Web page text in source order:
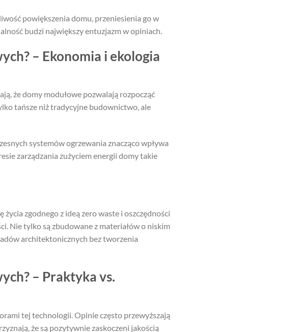
powiększenia domu, przeniesienia go w
budzi największy entuzjazm w opiniach.
– Ekonomia i ekologia
że domy modułowe pozwalają rozpocząć
tańsze niż tradycyjne budownictwo, ale
systemów ogrzewania znacząco wpływa
zarządzania zużyciem energii domy takie
zgodnego z ideą zero waste i oszczędności
Nie tylko są zbudowane z materiałów o niskim
architektonicznych bez tworzenia
– Praktyka vs.
tej technologii. Opinie często przewyższają
że są pozytywnie zaskoczeni jakością